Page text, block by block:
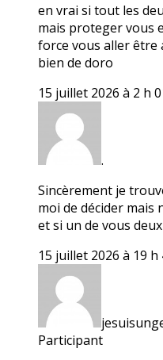
en vrai si tout les
mais proteger vous
force vous aller être
bien de doro
15 juillet 2026 à 2 h
.
Sincèrement je
moi de décider mais
et si un de vous
15 juillet 2026 à 19 h
Participant